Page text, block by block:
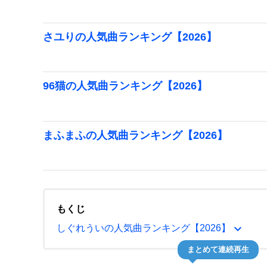
さユりの人気曲ランキング【2026】
96猫の人気曲ランキング【2026】
まふまふの人気曲ランキング【2026】
もくじ
しぐれういの人気曲ランキング【2026】
expand_more
まとめて連続再生